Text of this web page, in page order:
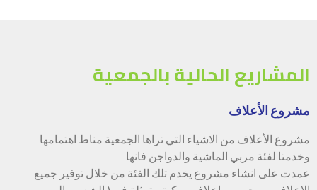
المشاريع الحالية بالجمعية
مشروع الأعلاف
مشروع الأعلاف من الاشياء التي تراها الجمعية مناط اهتمامها
وخدمتا لفئة مربي الماشية والدواجن فانها
عمدت على انشاء مشروع يخدم تلك الفئة من خلال توفير جميع